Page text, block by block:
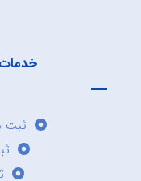
ثبت